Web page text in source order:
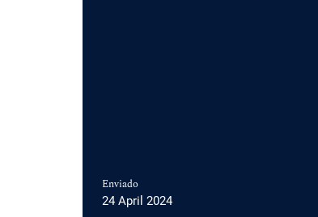
Enviado
24 April 2024